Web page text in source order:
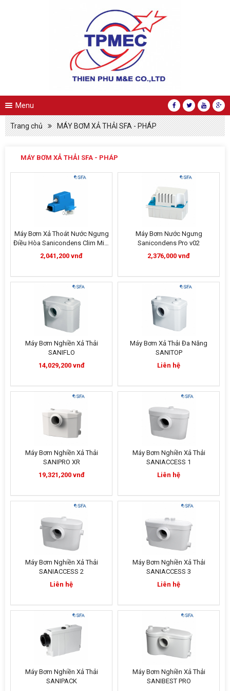
Menu
Trang chủ MÁY BƠM XẢ THẢI SFA - PHÁP
MÁY BƠM XẢ THẢI SFA - PHÁP
Máy Bơm Xả Thoát Nước Ngưng
Điều Hòa Sanicondens Clim Mini
S
2,041,200 vnđ
Máy Bơm Nước Ngưng
Sanicondens Pro v02
2,376,000 vnđ
Máy Bơm Nghiền Xả Thải
SANIFLO
14,029,200 vnđ
Máy Bơm Xả Thải Đa Năng
SANITOP
Liên hệ
Máy Bơm Nghiền Xả Thải
SANIPRO XR
19,321,200 vnđ
Máy Bơm Nghiền Xả Thải
SANIACCESS 1
Liên hệ
Máy Bơm Nghiền Xả Thải
SANIACCESS 2
Liên hệ
Máy Bơm Nghiền Xả Thải
SANIACCESS 3
Liên hệ
Máy Bơm Nghiền Xả Thải
SANIPACK
Máy Bơm Nghiền Xả Thải
SANIBEST PRO